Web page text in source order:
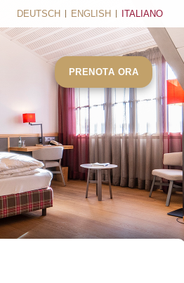
DEUTSCH ENGLISH ITALIANO
PRENOTA ORA